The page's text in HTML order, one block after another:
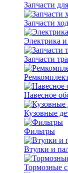
Запчасти
Запчасти
Электрика
Запчасти
Навесное
Кузовные
Фильтры
Втулки и
Тормозные